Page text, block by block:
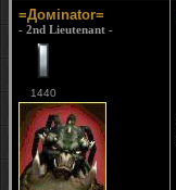
=Домinator=
- 2nd Lieutenant -
1440